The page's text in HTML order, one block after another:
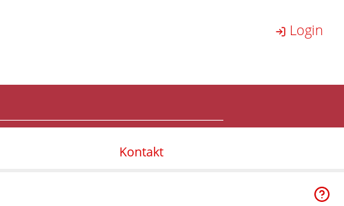
Login
Kontakt